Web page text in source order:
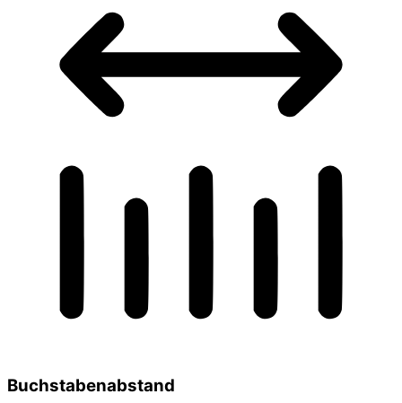
Buchstabenabstand